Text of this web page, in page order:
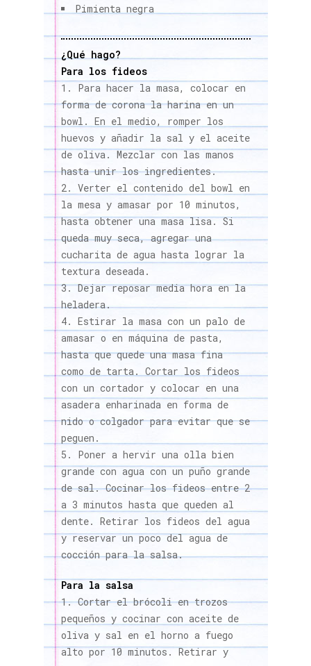
Pimienta negra
¿Qué hago?
Para los fideos
Para hacer la masa, colocar en
forma de corona la harina en un
bowl. En el medio, romper los
huevos y añadir la sal y el aceite
de oliva. Mezclar con las manos
hasta unir los ingredientes.
Verter el contenido del bowl en
la mesa y amasar por 10 minutos,
hasta obtener una masa lisa. Si
queda muy seca, agregar una
cucharita de agua hasta lograr la
textura deseada.
Dejar reposar media hora en la
heladera.
Estirar la masa con un palo de
amasar o en máquina de pasta,
hasta que quede una masa fina
como de tarta. Cortar los fideos
con un cortador y colocar en una
asadera enharinada en forma de
nido o colgador para evitar que se
peguen.
Poner a hervir una olla bien
grande con agua con un puño grande
de sal. Cocinar los fideos entre 2
a 3 minutos hasta que queden al
dente. Retirar los fideos del agua
y reservar un poco del agua de
cocción para la salsa.
Para la salsa
Cortar el brócoli en trozos
pequeños y cocinar con aceite de
oliva y sal en el horno a fuego
alto por 10 minutos. Retirar y